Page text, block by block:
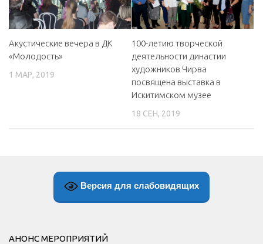
Независимая оценка качества
Контакты
Акустические вечера в ДК
«Молодость»
1 МАР, 2019
100-летию творческой
деятельности династии
художников Чирва
посвящена выставка в
Искитимском музее
18 СЕН, 2019
Версия для слабовидящих
АНОНС МЕРОПРИЯТИЙ